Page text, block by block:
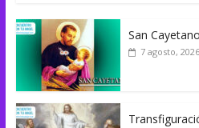
San Cayetano
7 agosto, 2026